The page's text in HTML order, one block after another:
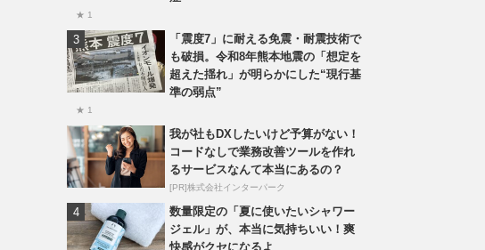
★ 1
「震度7」に耐える免震・耐震技術で
も破損。令和8年熊本地震の「想定を
超えた揺れ」が明らかにした“現行基
準の弱点”
★ 1
我が社もDXしたいけど予算がない！
コードなしで業務改善ツールを作れ
るサービスなんて本当にあるの？
[PR]株式会社インターパーク
数量限定の「夏に使いたいシャワー
ジェル」が、本当に気持ちいい！爽
快感がクセになるよ